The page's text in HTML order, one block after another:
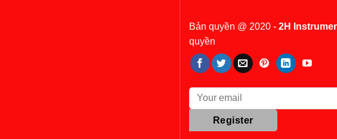
Bản quyền @ 2020 - 2H
quyền